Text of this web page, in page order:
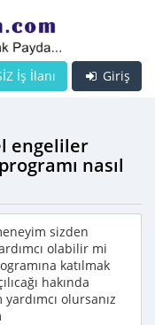
Giriş
İş İlanı
engeliler
nasıl
sizden
olabilir mi
katılmak
hakında
olursanız